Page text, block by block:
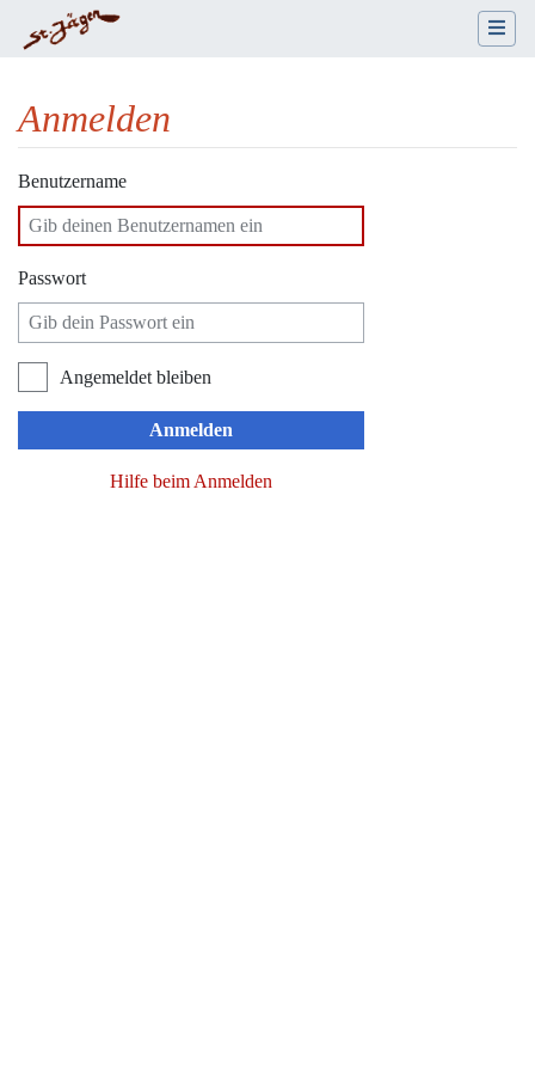
Anmelden
Wechseln zu:Navigation
Benutzername
Passwort
Angemeldet bleiben
Anmelden
Hilfe beim Anmelden